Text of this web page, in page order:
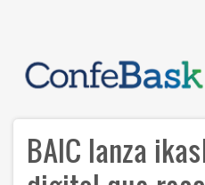
principal
BAIC lanza